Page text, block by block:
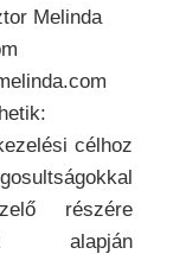
Melinda
célhoz
részére
alapján